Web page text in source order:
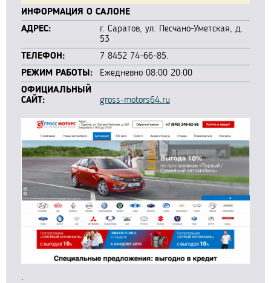
ИНФОРМАЦИЯ О САЛОНЕ
АДРЕС:
г. Саратов, ул. Песчано-Уметская, д.
53
ТЕЛЕФОН:
7 8452 74-66-85.
РЕЖИМ РАБОТЫ:
Ежедневно 08:00 20:00
ОФИЦИАЛЬНЫЙ
САЙТ:
gross-motors64.ru
.